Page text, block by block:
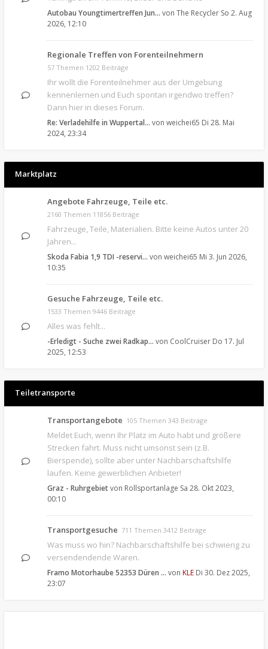
Autobau Youngtimertreffen Jun… von The Recycler So 2. Aug
2026, 12:10
Regionale Treffen von Forenteilnehmern
57 Themen 1202 Beiträge
Ihr wollt die Forenteilnehmer aus der Umgebung
kennenlernen und Euch spontan irgendwo treffen?
Dann hier in dieses Forum.
Re: Verladehilfe in Wuppertal… von weichei65 Di 28. Mai
2024, 23:34
Marktplatz
Angebote Fahrzeuge, Teile etc.
2160 Themen 11856 Beiträge
Fahrzeuge, Teile, Materialien. Bitte keine Autos unter 20
Jahren...
Skoda Fabia 1,9 TDI -reservi… von weichei65 Mi 3. Jun 2026,
10:35
Gesuche Fahrzeuge, Teile etc.
1533 Themen 9446 Beiträge
Alles was fehlt...
-Erledigt - Suche zwei Radkap… von CoolCruiser Do 17. Jul
2025, 12:53
Teiletransporte
Transportangebote 105 Themen 343 Beiträge
Meldet Euch, wenn Ihr Platz im Auto habt und größere
Strecken fahrt. Muss nicht umsonst sein (z.B.
Bierspende), sollte aber unter Nachbarschaftshilfe
laufen. Keine gewerblichen Anbieter!
Graz - Ruhrgebietvon Rollsportanlage Sa 28. Okt 2023,
00:10
Transportgesuche 711 Themen 3412 Beiträge
Was muss wo hin? Nachbarschaftshilfe bei schwierig zu
versendendende Waren.
Framo Motorhaube 52353 Düren … von KLE Di 30. Dez 2025,
23:07